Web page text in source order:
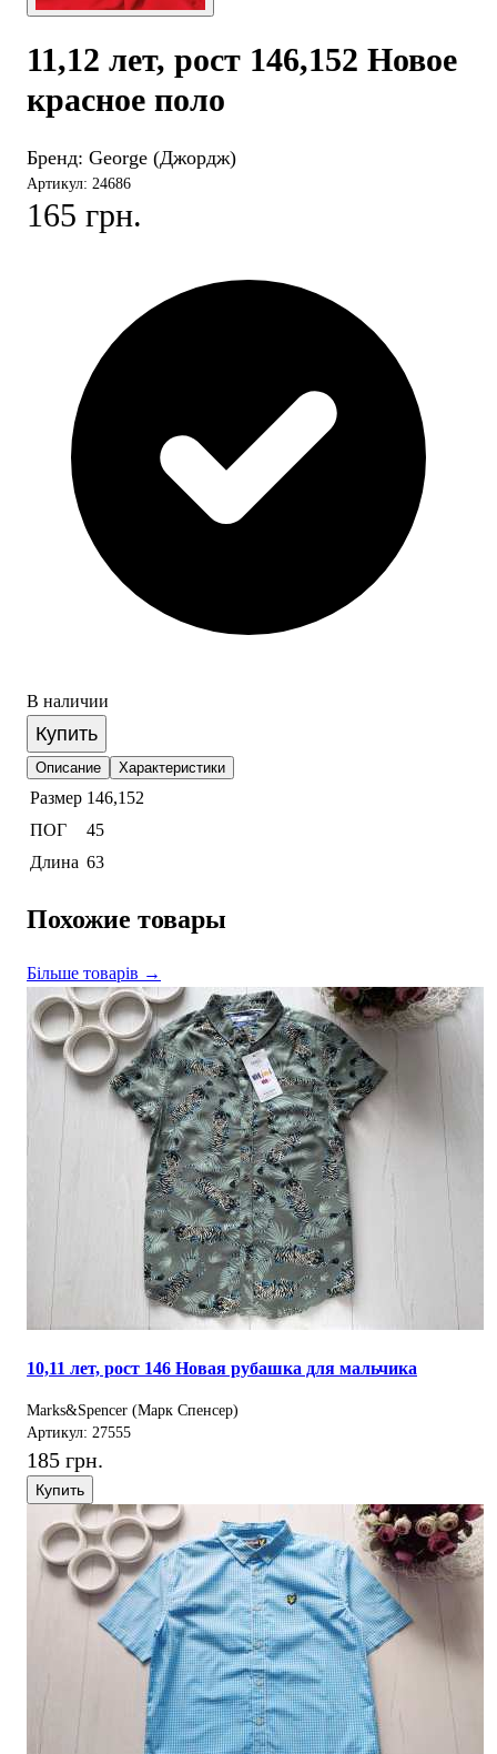
11,12 лет, рост 146,152 Новое
красное поло
Бренд: George (Джордж)
Артикул: 24686
165 грн.
В наличии
Купить
Описание Характеристики
Размер 146,152
ПОГ
45
Длина 63
Похожие товары
Більше товарів →
10,11 лет, рост 146 Новая рубашка для мальчика
Marks&Spencer (Марк Спенсер)
Артикул: 27555
185 грн.
Купить